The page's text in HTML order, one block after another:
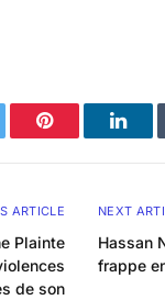
Pinterest
ARTICLE
Plainte
de son
NEXT
Hassan
frappe